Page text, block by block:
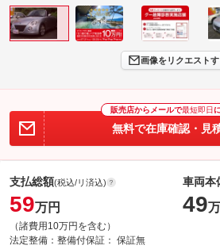
画像をリクエストす
販売店からメールで最短即日
無料で在庫確認・見
支払総額(税込/リ済込)
59万円
（諸費用10万円を含む）
車両本
49
法定整備： 整備付保証： 保証無